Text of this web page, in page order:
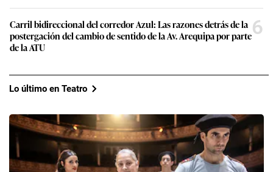
Carril bidireccional del corredor Azul: Las razones detrás de la
postergación del cambio de sentido de la Av. Arequipa por parte
de la ATU
6
Lo último en Teatro